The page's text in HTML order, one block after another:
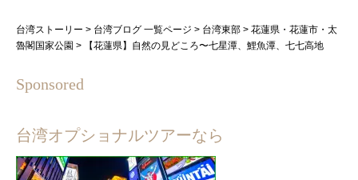
台湾ストーリー > 台湾ブログ 一覧ページ > 台湾東部 > 花蓮県・花蓮市・太
魯閣国家公園 > 【花蓮県】自然の見どころ〜七星潭、鯉魚潭、七七高地
Sponsored
台湾オプショナルツアーなら